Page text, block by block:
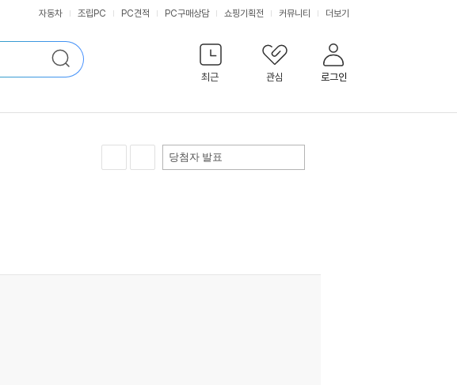
최근 관심 로그인
자동차 조립PC PC견적 PC구매상담 쇼핑기획전 커뮤니티 더보기
당첨자 발표